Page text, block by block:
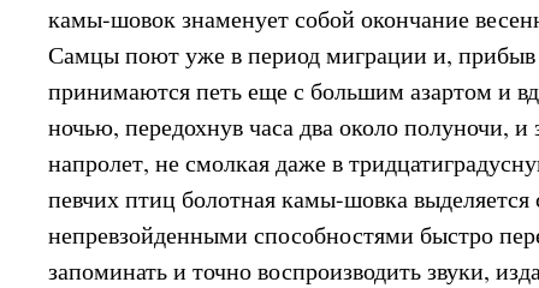
камы-шовок знаменует собой окончание
Самцы поют уже в период миграции и, прибыв
принимаются петь еще с большим азартом и
ночью, передохнув часа два около полуночи,
напролет, не смолкая даже в
певчих птиц болотная камы-шовка
непревзойденными способностями быстро
запоминать и точно воспроизводить звуки,